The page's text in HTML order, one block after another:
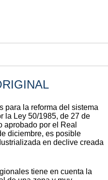
para la reforma del sistema
la Ley 50/1985, de 27 de
aprobado por el Real
diciembre, es posible
en declive creada
tiene en cuenta la